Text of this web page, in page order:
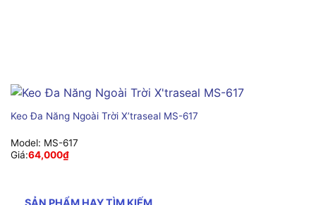
Keo Đa Năng Ngoài Trời X’traseal MS-617
Model: MS-617
Giá:64,000₫
SẢN PHẨM HAY TÌM KIẾM